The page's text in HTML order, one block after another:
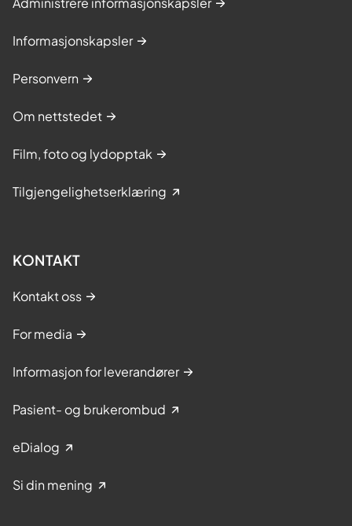
Informasjonskapsler
Personvern
Om nettstedet
Film, foto og lydopptak
Tilgjengelighetserklæring
KONTAKT
Kontakt oss
For media
Informasjon for leverandører
Pasient- og brukerombud
eDialog
Si din mening